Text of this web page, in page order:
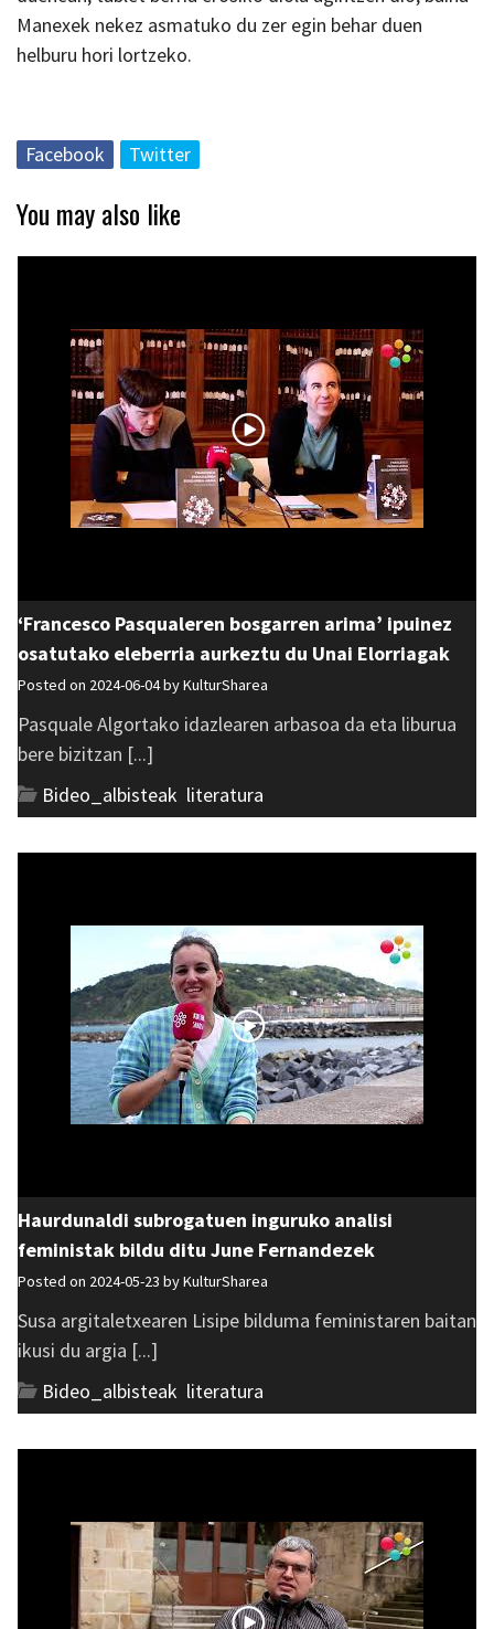
Manexek nekez asmatuko du zer egin behar duen
helburu hori lortzeko.
Facebook Twitter
You may also like
‘Francesco Pasqualeren bosgarren arima’ ipuinez
osatutako eleberria aurkeztu du Unai Elorriagak
Posted on 2024-06-04 byKulturSharea
Pasquale Algortako idazlearen arbasoa da eta liburua
bere bizitzan [...]
Bideo_albisteak literatura
Haurdunaldi subrogatuen inguruko analisi
feministak bildu ditu June Fernandezek
Posted on 2024-05-23 byKulturSharea
Susa argitaletxearen Lisipe bilduma feministaren baitan
ikusi du argia [...]
Bideo_albisteak literatura